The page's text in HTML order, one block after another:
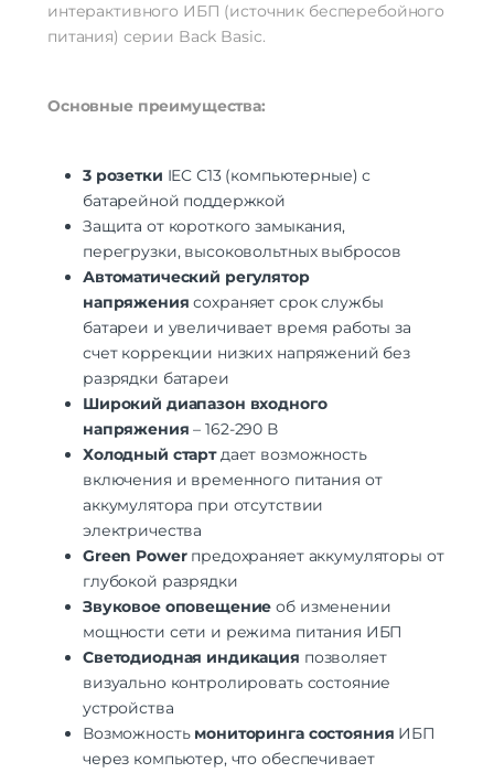
интерактивного ИБП (источник бесперебойного
питания) серии Back Basic.
Основные преимущества:
3 розетки IEC С13 (компьютерные) с
батарейной поддержкой
Защита от короткого замыкания,
перегрузки, высоковольтных выбросов
Автоматический регулятор
напряжения сохраняет срок службы
батареи и увеличивает время работы за
счет коррекции низких напряжений без
разрядки батареи
Широкий диапазон входного
напряжения – 162-290 В
Холодный стартдает возможность
включения и временного питания от
аккумулятора при отсутствии
электричества
Green Powerпредохраняет аккумуляторы от
глубокой разрядки
Звуковое оповещение об изменении
мощности сети и режима питания ИБП
Светодиодная индикация позволяет
визуально контролировать состояние
устройства
Возможность мониторинга состояния ИБП
через компьютер, что обеспечивает